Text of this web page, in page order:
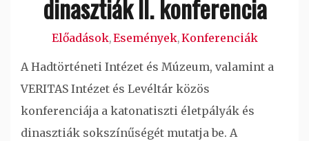
dinasztiák II. konferencia
Előadások,Események,Konferenciák
A Hadtörténeti Intézet és Múzeum, valamint a
VERITAS Intézet és Levéltár közös
konferenciája a katonatiszti életpályák és
dinasztiák sokszínűségét mutatja be. A